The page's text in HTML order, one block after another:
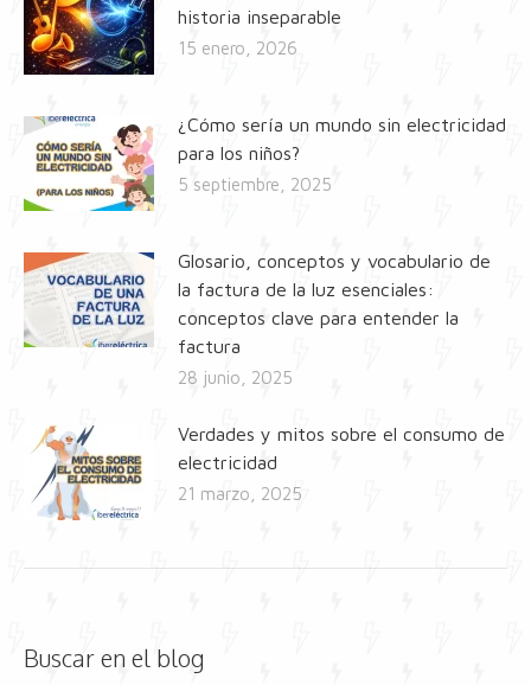
historia inseparable
15 enero, 2026
¿Cómo sería un mundo sin electricidad
para los niños?
5 septiembre, 2025
Glosario, conceptos y vocabulario de
la factura de la luz esenciales:
conceptos clave para entender la
factura
28 junio, 2025
Verdades y mitos sobre el consumo de
electricidad
21 marzo, 2025
Buscar en el blog